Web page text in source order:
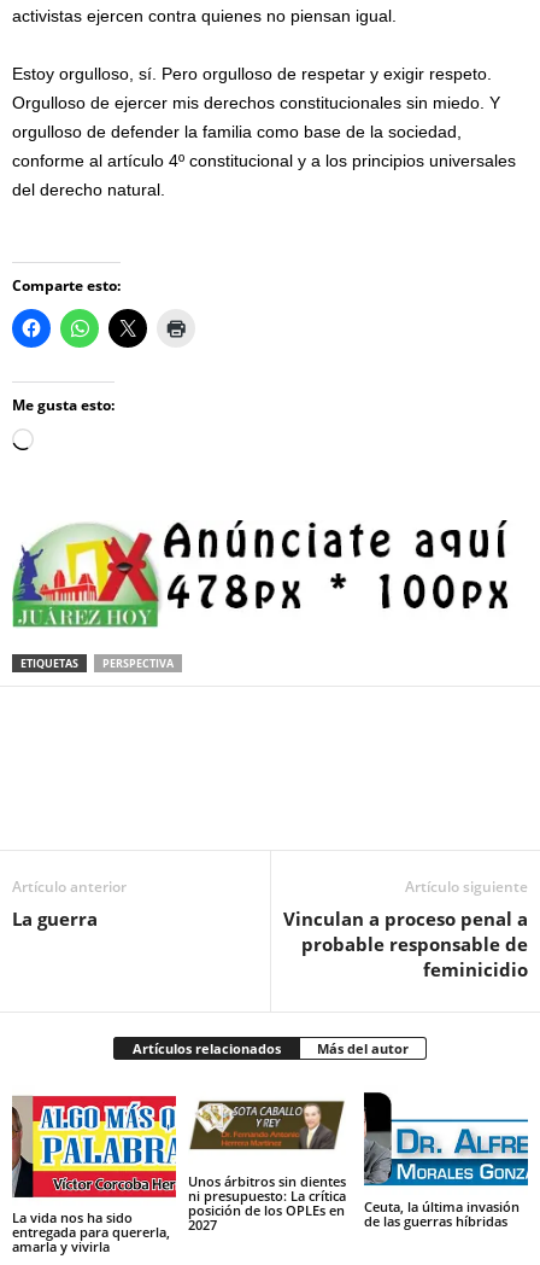
activistas ejercen contra quienes no piensan igual.
Estoy orgulloso, sí. Pero orgulloso de respetar y exigir respeto.
Orgulloso de ejercer mis derechos constitucionales sin miedo. Y
orgulloso de defender la familia como base de la sociedad,
conforme al artículo 4º constitucional y a los principios universales
del derecho natural.
Comparte esto:
Me gusta esto:
Loading…
ETIQUETAS PERSPECTIVA
Artículo anterior
La guerra
Artículo siguiente
Vinculan a proceso penal a
probable responsable de
feminicidio
Artículos relacionados Más del autor
La vida nos ha sido
entregada para quererla,
amarla y vivirla
Unos árbitros sin dientes
ni presupuesto: La crítica
posición de los OPLEs en
2027
Ceuta, la última invasión
de las guerras híbridas